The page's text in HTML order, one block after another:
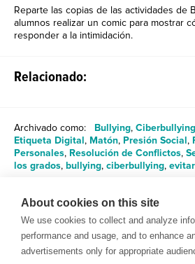
Reparte las copias de las actividades de
alumnos realizar un comic para mostrar
responder a la intimidación.
Relacionado:
Archivado como: Bullying, Ciberbullying
Etiqueta Digital, Matón, Presión Social,
Personales, Resolución de Conflictos,
los grados, bullying, ciberbullying, evitar
Compartir
About cookies on this site
We use cookies to collect and analyze
performance and usage, and to enhance
advertisements only for appropriate